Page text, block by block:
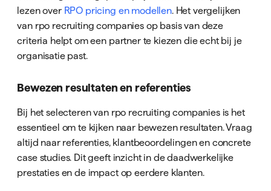
lezen over RPO pricing en modellen. Het vergelijken
van rpo recruiting companies op basis van deze
criteria helpt om een partner te kiezen die echt bij je
organisatie past.
Bewezen resultaten en referenties
Bij het selecteren van rpo recruiting companies is het
essentieel om te kijken naar bewezen resultaten. Vraag
altijd naar referenties, klantbeoordelingen en concrete
case studies. Dit geeft inzicht in de daadwerkelijke
prestaties en de impact op eerdere klanten.